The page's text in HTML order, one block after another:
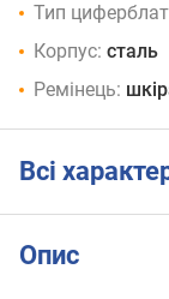
Тип
Корпус: сталь
Ремінець:
Всі
Опис